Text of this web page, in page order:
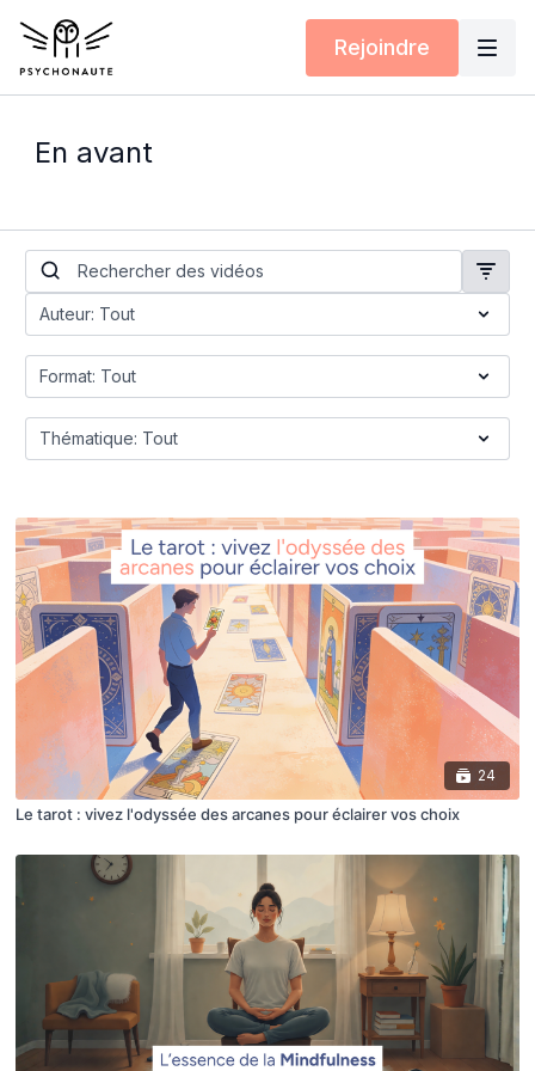
Rejoindre
En avant
24
Le tarot : vivez l'odyssée des arcanes pour éclairer vos choix